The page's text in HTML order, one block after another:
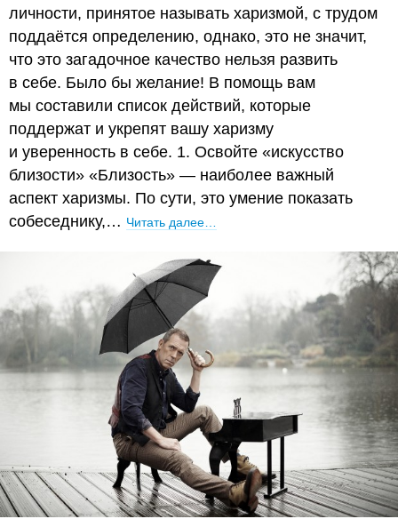
личности, принятое называть харизмой, с трудом
поддаётся определению, однако, это не значит,
что это загадочное качество нельзя развить
в себе. Было бы желание! В помощь вам
мы составили список действий, которые
поддержат и укрепят вашу харизму
и уверенность в себе. 1. Освойте «искусство
близости» «Близость» — наиболее важный
аспект харизмы. По сути, это умение показать
собеседнику,… Читать далее…